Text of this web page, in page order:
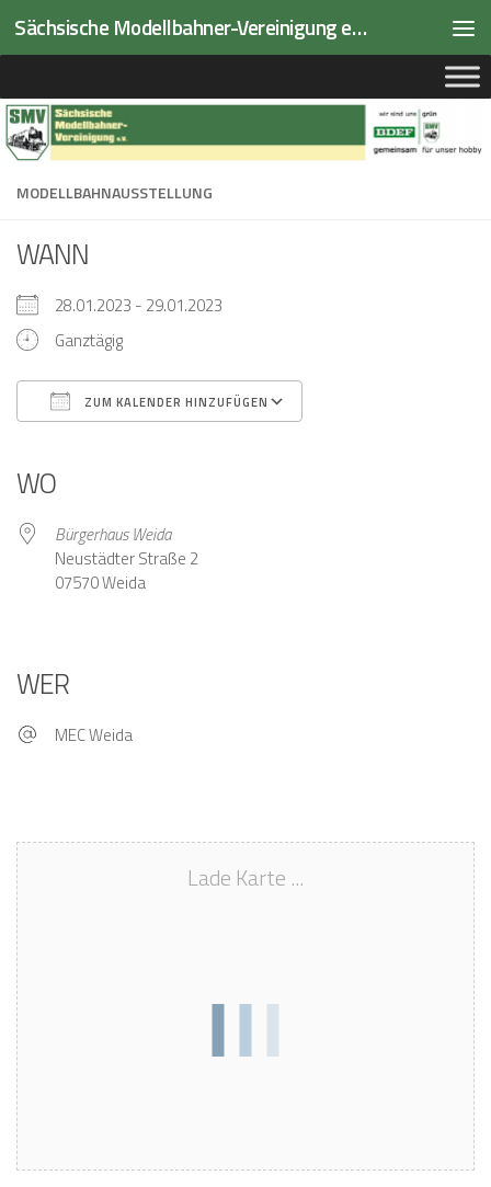
Zum Inhalt springen Sächsische Modellbahner-Vereinigung e.V.
MODELLBAHNAUSSTELLUNG
WANN
28.01.2023 - 29.01.2023
Ganztägig
ZUM KALENDER HINZUFÜGEN
WO
Bürgerhaus Weida
Neustädter Straße 2
07570 Weida
WER
MEC Weida
Lade Karte ...